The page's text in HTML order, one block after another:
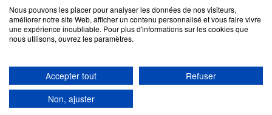
INFOS ET
Design by Infitex
Nous pouvons les placer pour analyser les données de nos visiteurs,
améliorer notre site Web, afficher un contenu personnalisé et vous faire vivre
une expérience inoubliable. Pour plus d'informations sur les cookies que
nous utilisons, ouvrez les paramètres.
Accepter tout
Refuser
Non, ajuster